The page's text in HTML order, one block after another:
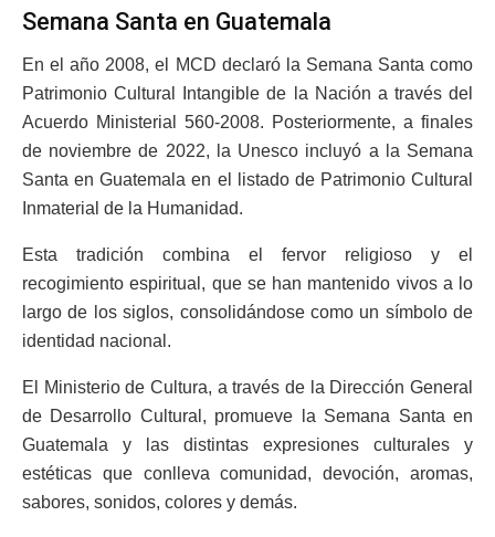
Semana Santa en Guatemala
En el año 2008, el MCD declaró la Semana Santa como
Patrimonio Cultural Intangible de la Nación a través del
Acuerdo Ministerial 560-2008. Posteriormente, a finales
de noviembre de 2022, la Unesco incluyó a la Semana
Santa en Guatemala en el listado de Patrimonio Cultural
Inmaterial de la Humanidad.
Esta tradición combina el fervor religioso y el
recogimiento espiritual, que se han mantenido vivos a lo
largo de los siglos, consolidándose como un símbolo de
identidad nacional.
El Ministerio de Cultura, a través de la Dirección General
de Desarrollo Cultural, promueve la Semana Santa en
Guatemala y las distintas expresiones culturales y
estéticas que conlleva comunidad, devoción, aromas,
sabores, sonidos, colores y demás.